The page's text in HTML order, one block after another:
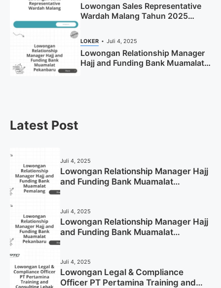
Lowongan Sales Representative
Wardah Malang Tahun 2025
LOKER Juli 4, 2025
Lowongan Relationship Manager
Hajj and Funding Bank Muamalat
Latest Post
Juli 4, 2025
Lowongan Relationship Manager Hajj
and Funding Bank Muamalat
Juli 4, 2025
Lowongan Relationship Manager Hajj
and Funding Bank Muamalat
Juli 4, 2025
Lowongan Legal & Compliance
Officer PT Pertamina Training and